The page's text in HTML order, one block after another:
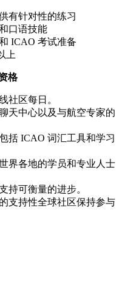
有针对性的练习
口语技能
ICAO 考试准备
上
格
社区每日。
天中心以及与航空专家的
括 ICAO 词汇工具和学习
界各地的学员和专业人士
持可衡量的进步。
支持性全球社区保持参与